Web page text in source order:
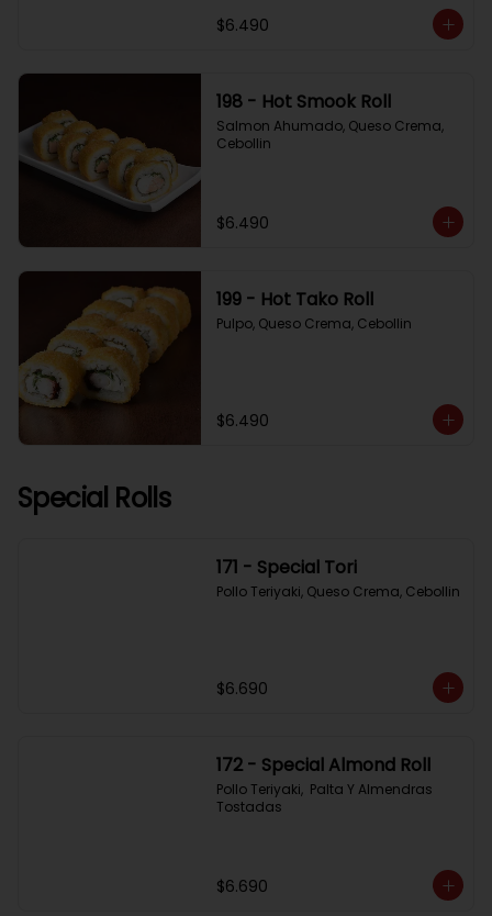
$6.490
198 - Hot Smook Roll
Salmon Ahumado, Queso Crema,
Cebollin
$6.490
199 - Hot Tako Roll
Pulpo, Queso Crema, Cebollin
$6.490
Special Rolls
171 - Special Tori
Pollo Teriyaki, Queso Crema, Cebollin
$6.690
172 - Special Almond Roll
Pollo Teriyaki,  Palta Y Almendras
Tostadas
$6.690